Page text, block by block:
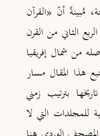
مُبينةً أنّ «القرآن
الثاني من القرن
من شمال إفريقيا
هذا المقال مسار
بترتيب زمني
للمجلدات التي لا